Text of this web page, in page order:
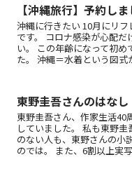
【沖縄旅行】予約し
沖縄に行きたい 10月にリ
です。 コロナ感染が心配
い。 この年齢になって初
た。 沖縄＝水着という図
東野圭吾さんのはなし
東野圭吾さん、作家生活40
していました。 私も東野
のない人も、東野さんの小
のでは。 また、6割以上実